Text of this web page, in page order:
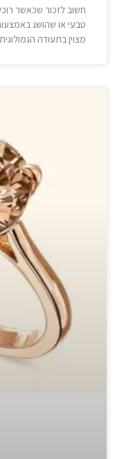
חשוב לזכור שכאשר
טבעי או שהושג
מצוין בתעודה